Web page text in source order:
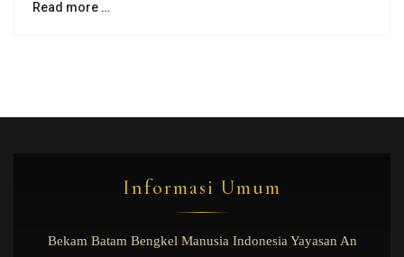
Read more …
Informasi Umum
Bekam Batam Bengkel Manusia Indonesia Yayasan An